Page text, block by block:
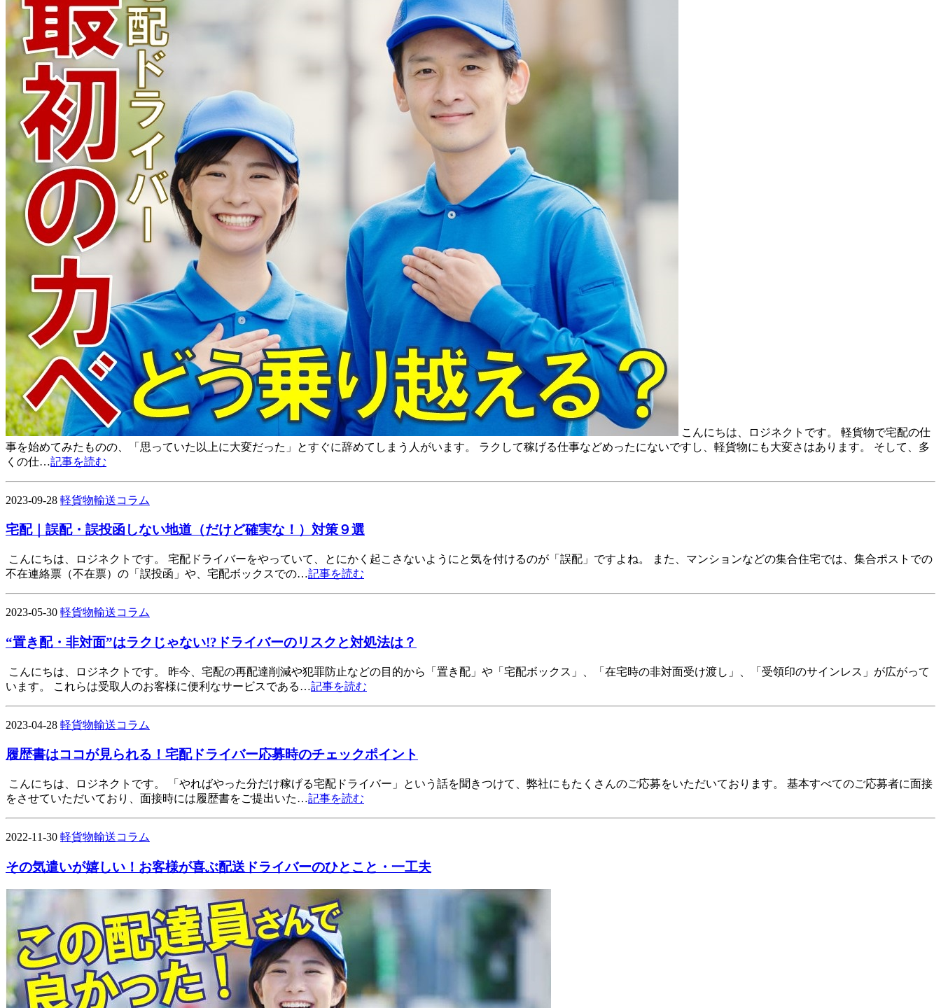
こんにちは、ロジネクトです。 軽貨物で宅配の仕
事を始めてみたものの、「思っていた以上に大変だった」とすぐに辞めてしまう人がいます。 ラクして稼げる仕事などめったにないですし、軽貨物にも大変さはあります。 そして、多
くの仕…記事を読む
2023-09-28 軽貨物輸送コラム
宅配｜誤配・誤投函しない地道（だけど確実な！）対策９選
こんにちは、ロジネクトです。 宅配ドライバーをやっていて、とにかく起こさないようにと気を付けるのが「誤配」ですよね。 また、マンションなどの集合住宅では、集合ポストでの
不在連絡票（不在票）の「誤投函」や、宅配ボックスでの…記事を読む
2023-05-30 軽貨物輸送コラム
“置き配・非対面”はラクじゃない!?ドライバーのリスクと対処法は？
こんにちは、ロジネクトです。 昨今、宅配の再配達削減や犯罪防止などの目的から「置き配」や「宅配ボックス」、「在宅時の非対面受け渡し」、「受領印のサインレス」が広がって
います。 これらは受取人のお客様に便利なサービスである…記事を読む
2023-04-28 軽貨物輸送コラム
履歴書はココが見られる！宅配ドライバー応募時のチェックポイント
こんにちは、ロジネクトです。 「やればやった分だけ稼げる宅配ドライバー」という話を聞きつけて、弊社にもたくさんのご応募をいただいております。 基本すべてのご応募者に面接
をさせていただいており、面接時には履歴書をご提出いた…記事を読む
2022-11-30 軽貨物輸送コラム
その気遣いが嬉しい！お客様が喜ぶ配送ドライバーのひとこと・一工夫